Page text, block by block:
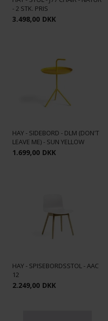
- 2 STK. PRIS
3.498,00 DKK
HAY - SIDEBORD - DLM (DON'T
LEAVE ME) - SUN YELLOW
1.699,00 DKK
HAY - SPISEBORDSSTOL - AAC
12
2.249,00 DKK